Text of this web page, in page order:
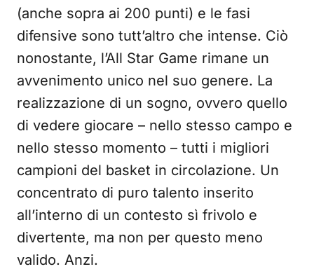
(anche sopra ai 200 punti) e le fasi
difensive sono tutt’altro che intense. Ciò
nonostante, l’All Star Game rimane un
avvenimento unico nel suo genere. La
realizzazione di un sogno, ovvero quello
di vedere giocare – nello stesso campo e
nello stesso momento – tutti i migliori
campioni del basket in circolazione. Un
concentrato di puro talento inserito
all’interno di un contesto sì frivolo e
divertente, ma non per questo meno
valido. Anzi.